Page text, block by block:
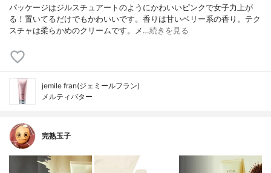
パッケージはジルスチュアートのようにかわいいピンクで女子力上が
る！置いてるだけでもかわいいです。香りは甘いベリー系の香り。テク
スチャは柔らかめのクリームです。メ…続きを見る
jemile fran(ジェミールフラン)
メルティバター
完熟玉子